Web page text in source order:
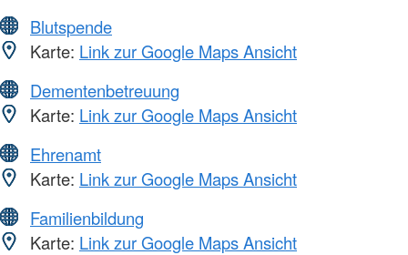
Blutspende
Karte: Link zur Google Maps Ansicht
Dementenbetreuung
Karte: Link zur Google Maps Ansicht
Ehrenamt
Karte: Link zur Google Maps Ansicht
Familienbildung
Karte: Link zur Google Maps Ansicht